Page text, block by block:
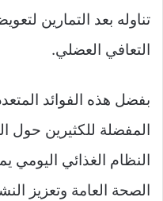
تناوله بعد التمارين
التعافي العضلي.
بفضل هذه الفوائد
المفضلة للكثيرين حول
النظام الغذائي
الصحة العامة وتعزيز